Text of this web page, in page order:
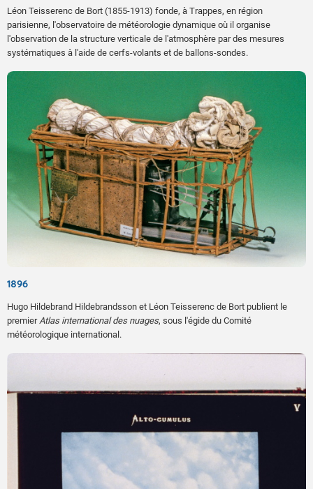
Léon Teisserenc de Bort (1855-1913) fonde, à Trappes, en région
parisienne, l'observatoire de météorologie dynamique où il organise
l'observation de la structure verticale de l'atmosphère par des mesures
systématiques à l'aide de cerfs-volants et de ballons-sondes.
1896
Hugo Hildebrand Hildebrandsson et Léon Teisserenc de Bort publient le
premier Atlas international des nuages, sous l'égide du Comité
météorologique international.